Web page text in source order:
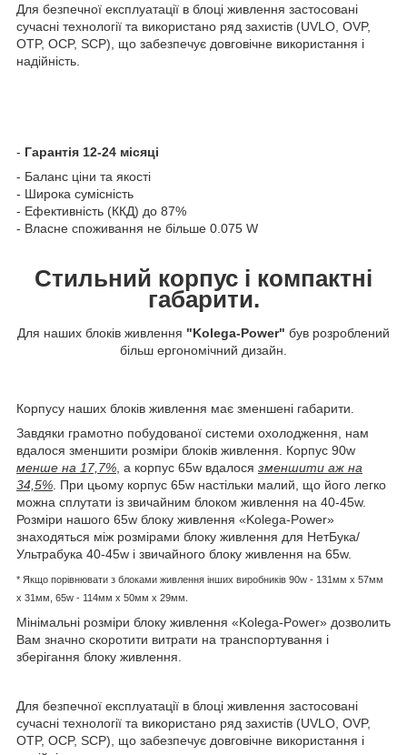
Для безпечної експлуатації в блоці живлення застосовані
сучасні технології та використано ряд захистів (UVLO, OVP,
OTP, OCP, SCP), що забезпечує довговічне використання і
надійність.
- Гарантія 12-24 місяці
- Баланс ціни та якості
- Широка сумісність
- Ефективність (ККД) до 87%
- Власне споживання не більше 0.075 W
Стильний корпус і компактні
габарити.
Для наших блоків живлення "Kolega-Power" був розроблений
більш ергономічний дизайн.
Корпусу наших блоків живлення має зменшені габарити.
Завдяки грамотно побудованої системи охолодження, нам
вдалося зменшити розміри блоків живлення. Корпус 90w
менше на 17,7% , а корпус 65w вдалося зменшити аж на
34,5% . При цьому корпус 65w настільки малий, що його легко
можна сплутати із звичайним блоком живлення на 40-45w.
Розміри нашого 65w блоку живлення «Kolega-Power»
знаходяться між розмірами блоку живлення для НетБука/
Ультрабука 40-45w і звичайного блоку живлення на 65w.
* Якщо порівнювати з блоками живлення інших виробників 90w - 131мм x 57мм
x 31мм, 65w - 114мм х 50мм x 29мм.
Мінімальні розміри блоку живлення «Kolega-Power» дозволить
Вам значно скоротити витрати на транспортування і
зберігання блоку живлення.
Для безпечної експлуатації в блоці живлення застосовані
сучасні технології та використано ряд захистів (UVLO, OVP,
OTP, OCP, SCP), що забезпечує довговічне використання і